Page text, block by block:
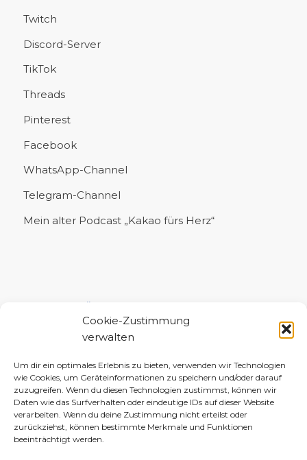
Cookie-Zustimmung
verwalten
Um dir ein optimales Erlebnis zu bieten, verwenden wir Technologien
wie Cookies, um Geräteinformationen zu speichern und/oder darauf
zuzugreifen. Wenn du diesen Technologien zustimmst, können wir
Daten wie das Surfverhalten oder eindeutige IDs auf dieser Website
verarbeiten. Wenn du deine Zustimmung nicht erteilst oder
zurückziehst, können bestimmte Merkmale und Funktionen
beeinträchtigt werden.
Twitch
Discord-Server
TikTok
Threads
Pinterest
Facebook
WhatsApp-Channel
Telegram-Channel
Mein alter Podcast „Kakao fürs Herz“